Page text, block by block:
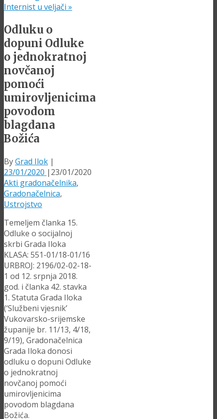
Internist u veljači »
Odluku o
dopuni Odluke
o jednokratnoj
novčanoj
pomoći
umirovljenicima
povodom
blagdana
Božića
ByGrad Ilok |
23/01/2020 | 23/01/2020
Akti gradonačelnika,
Gradonačelnica,
Ustrojstvo
Temeljem članka 15.
Odluke o socijalnoj
skrbi Grada Iloka
KLASA: 551-01/18-01/16
URBROJ: 2196/02-02-18-
1 od 12. srpnja 2018.
god. i članka 42. stavka
1. Statuta Grada Iloka
(‘Službeni vjesnik’
Vukovarsko-srijemske
županije br. 11/13, 4/18,
9/19), Gradonačelnica
Grada Iloka donosi
odluku o dopuni Odluke
o jednokratnoj
novčanoj pomoći
umirovljenicima
povodom blagdana
Božića.